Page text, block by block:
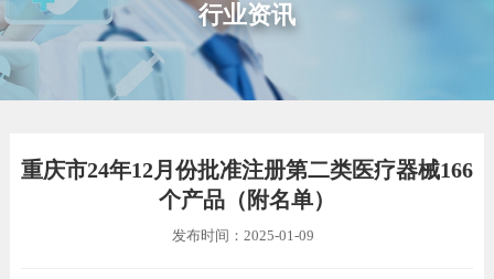
行业资讯
重庆市24年12月份批准注册第二类医疗器械166
个产品（附名单）
发布时间：2025-01-09